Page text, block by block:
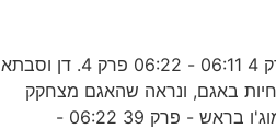
דן וסבתא- סדרה חדשה - פרק 4 06:11 - 06:22 פרק 4. דן וסבתא
באגם, ונראה שהאגם מצחקק
- פרק 39 06:22 -